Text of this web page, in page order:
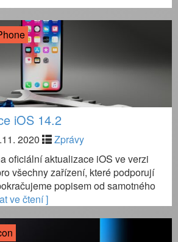
iOS 14.2
2020
Zprávy
oficiální aktualizace iOS ve verzi
všechny zařízení, které podporují
popisem od samotného
ve čtení ]